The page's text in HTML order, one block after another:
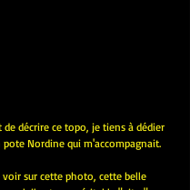
décrire ce topo, je tiens à dédier
Nordine qui m'accompagnait.
sur cette photo, cette belle